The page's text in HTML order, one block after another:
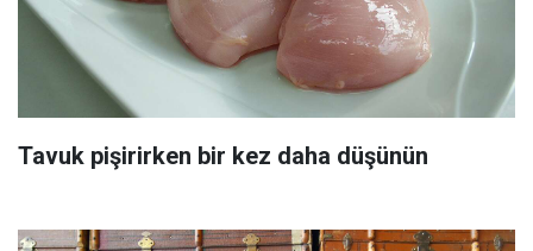
Tavuk pişirirken bir kez daha düşünün